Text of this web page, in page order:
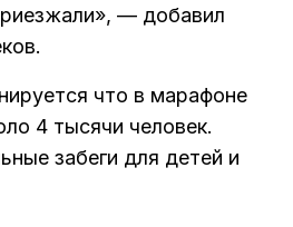
— добавил
что в марафоне
4 тысячи человек.
забеги для детей и